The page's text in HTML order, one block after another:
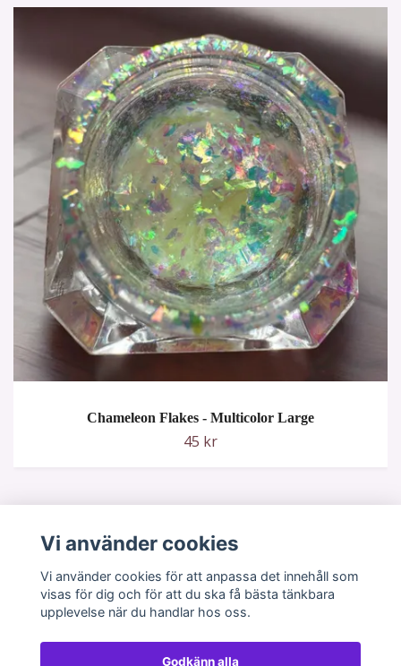
Chameleon Flakes - Multicolor Large
45 kr
Vi använder cookies
Vi använder cookies för att anpassa det innehåll som
visas för dig och för att du ska få bästa tänkbara
upplevelse när du handlar hos oss.
Godkänn alla